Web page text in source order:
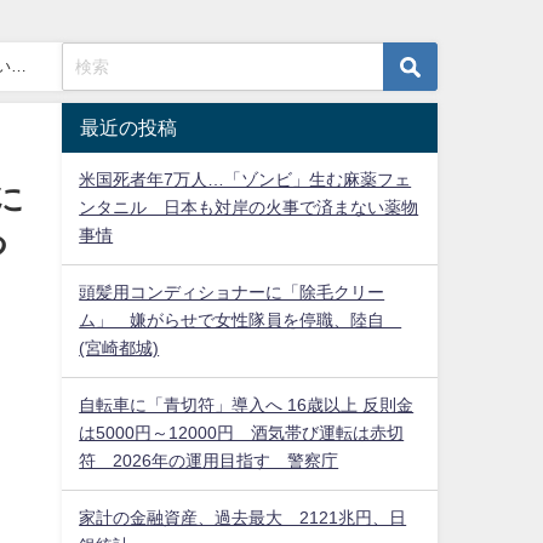
方
最近の投稿
米国死者年7万人…「ゾンビ」生む麻薬フェ
ンタニル 日本も対岸の火事で済まない薬物
事情
頭髪用コンディショナーに「除毛クリー
ム」 嫌がらせで女性隊員を停職、陸自
(宮崎都城)
自転車に「青切符」導入へ 16歳以上 反則金
は5000円～12000円 酒気帯び運転は赤切
符 2026年の運用目指す 警察庁
家計の金融資産、過去最大 2121兆円、日